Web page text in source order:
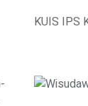
KUIS IPS